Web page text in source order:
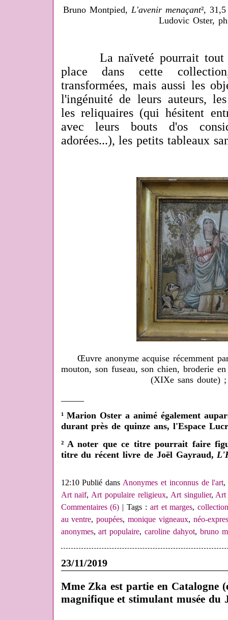
Bruno Montpied,L'avenir menaçant²,
Ludovic Oster,
La naïveté pourrait tout
place dans cette
transformées, mais aussi les
l'ingénuité de leurs auteurs,
les reliquaires (qui hésitent
avec leurs bouts d'os
adorées...), les petits tableaux
Œuvre anonyme acquise récemment
mouton, son fuseau, son chien, broderie
(XIXe sans doute)
¹ Marion Oster a animé également
durant près de quinze ans, l'Espace
² A noter que ce titre pourrait faire
titre du récent livre de Joël Gayraud,
12:10 Publié dansAnonymes et inconnus de l'art,
Art naïf,Art populaire religieux, Art singulier,Art
Commentaires (6) | Tags : art et marges,
au ventre,poupées,monique vigneaux, néo-
anonymes,art populaire,caroline dahyot, bruno
23/11/2019
Mme Zka est partie en Catalogne
magnifique et stimulant musée du